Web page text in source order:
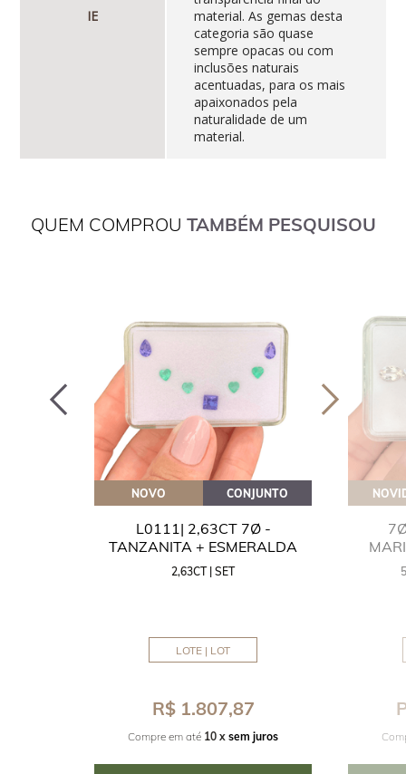
IE
material. As gemas desta
categoria são quase
sempre opacas ou com
inclusões naturais
acentuadas, para os mais
apaixonados pela
naturalidade de um
material.
QUEM COMPROU TAMBÉM PESQUISOU
NOVO CONJUNTO
L0111| 2,63CT 7Ø -
TANZANITA + ESMERALDA
2,63CT | SET
LOTE | LOT
R$ 1.807,87
Compre em até 10 x sem juros